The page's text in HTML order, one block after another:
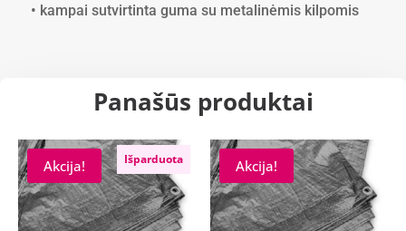
• kampai sutvirtinta guma su metalinėmis kilpomis
Panašūs produktai
Akcija! Išparduota Akcija!